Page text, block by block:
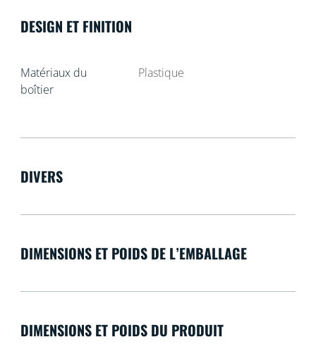
DESIGN ET FINITION
Matériaux du
boîtier
Plastique
DIVERS
DIMENSIONS ET POIDS DE L’EMBALLAGE
DIMENSIONS ET POIDS DU PRODUIT